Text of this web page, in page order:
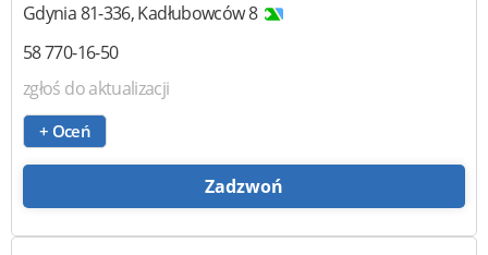
Gdynia81-336,Kadłubowców 8
58 770-16-50
zgłoś do aktualizacji
+ Oceń
Zadzwoń